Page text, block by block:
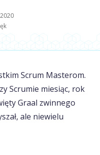
Scrum Masterom.
Scrumie miesiąc, rok
Graal zwinnego
ale niewielu